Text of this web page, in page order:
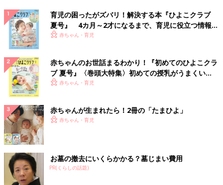
育児の困ったがズバリ！解決する本『ひよこクラブ
夏号』 4カ月～2才になるまで、育児に役立つ情報が
いっぱい！
赤ちゃん・育児
赤ちゃんのお世話まるわかり！『初めてのひよこクラ
ブ 夏号』〈巻頭大特集〉初めての授乳がうまくい
く！ おっぱい・ミルクの基本と夏のトラブル 解決テ
赤ちゃん・育児
赤ちゃんが生まれたら！2冊の「たまひよ」
赤ちゃん・育児
お墓の撤去にいくらかかる？墓じまい費用
PR(くらしの話題)